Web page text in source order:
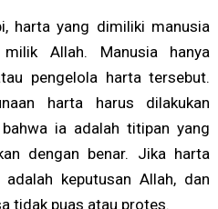
harta yang dimiliki manusia
Allah. Manusia hanya
pengelola harta tersebut.
harta harus dilakukan
ia adalah titipan yang
dengan benar. Jika harta
keputusan Allah, dan
tidak puas atau protes.